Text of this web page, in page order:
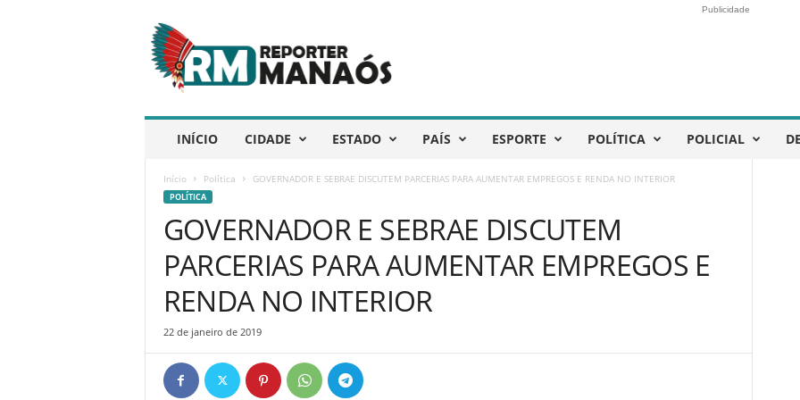
e
p
ó
Publicidade
INÍCIO CIDADE ESTADO PAÍS ESPORTE POLÍTICA POLICIAL
Início Política GOVERNADOR E SEBRAE DISCUTEM PARCERIAS PARA AUMENTAR EMPREGOS E RENDA NO INTERIOR
POLÍTICA
GOVERNADOR E SEBRAE DISCUTEM
PARCERIAS PARA AUMENTAR EMPREGOS E
RENDA NO INTERIOR
22 de janeiro de 2019